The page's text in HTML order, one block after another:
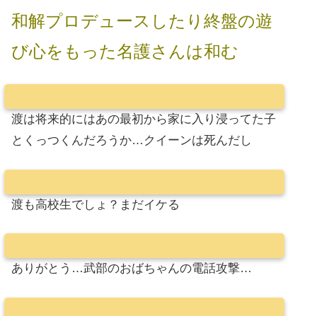
和解プロデュースしたり終盤の遊
び心をもった名護さんは和む
渡は将来的にはあの最初から家に入り浸ってた子
とくっつくんだろうか…クイーンは死んだし
渡も高校生でしょ？まだイケる
ありがとう…武部のおばちゃんの電話攻撃…